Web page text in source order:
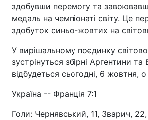
здобувши перемогу та
медаль на чемпіонаті світу. Це
здобуток синьо-жовтих на
У вирішальному поєдинку
зустрінуться збірні Аргентини та
відбудеться сьогодні, 6 жовтня, о
Україна -- Франція 7:1
Голи: Чернявський, 11, Зварич,